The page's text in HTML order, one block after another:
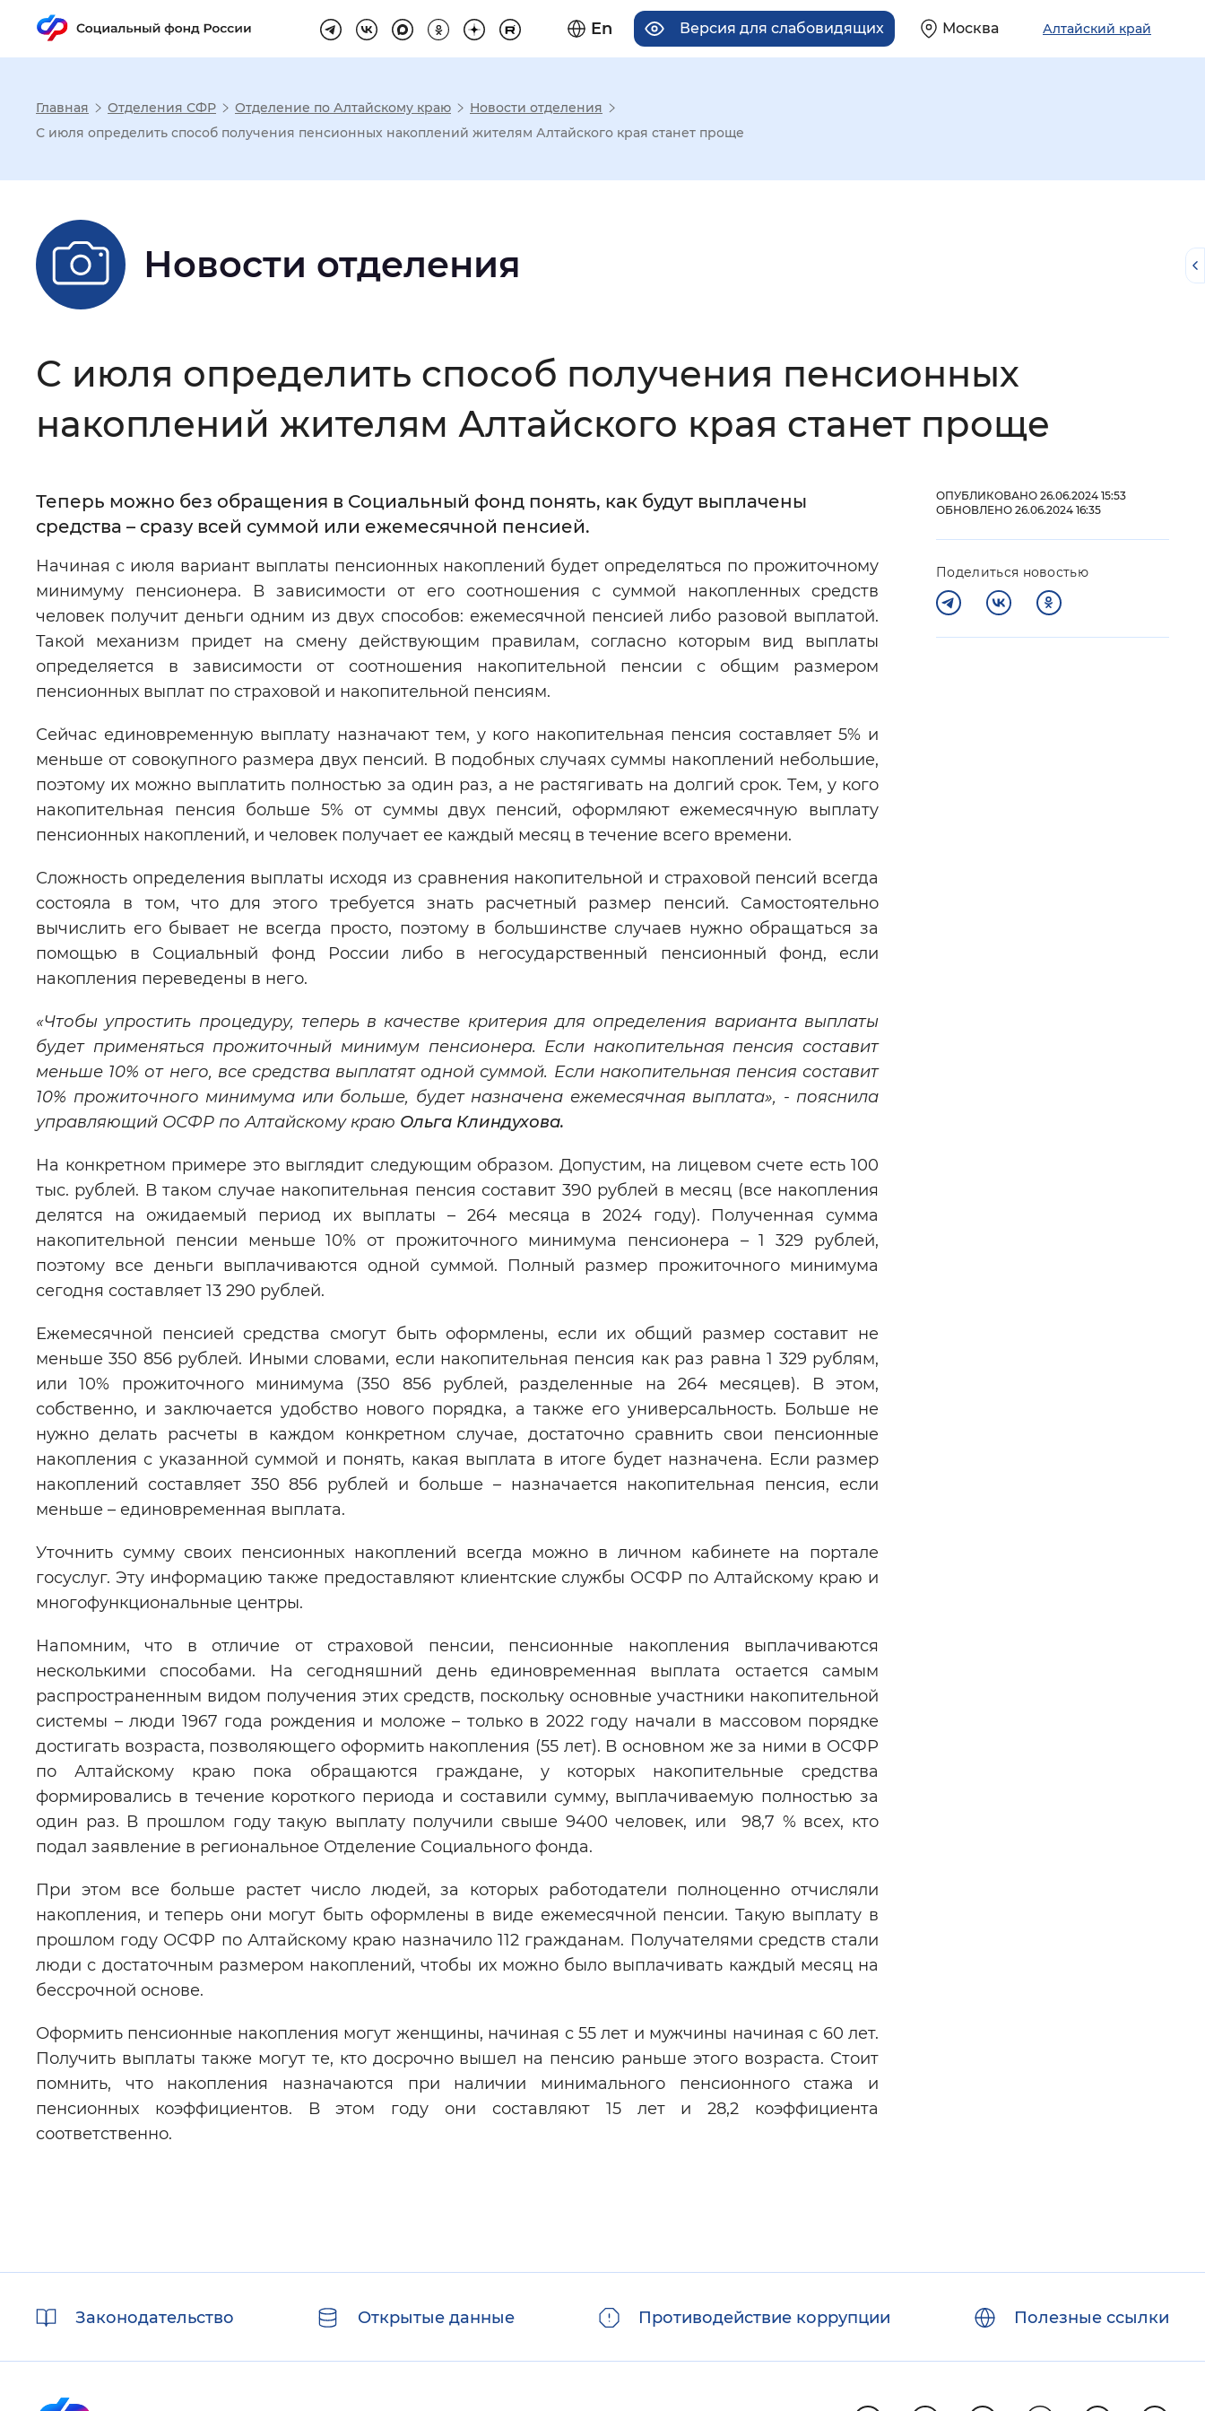
En Версия для слабовидящих Москва Алтайский край
Настройка режима отображения
Шрифт: Без засечек С засечками
Увеличенный
Цвет сайта: Монохромный Инверсивный монохромный Синий фон
Изображения: Включены Выключены
Звуковой ассистент: Воспроизвести Остановить Повторить
Вернуть стандартные настройки
Главная Отделения СФР Отделение по Алтайскому краю
Новости отделения
С июля определить способ получения пенсионных накоплений жителям Алтайского края станет проще
Новости отделения
С июля определить способ получения пенсионных
накоплений жителям Алтайского края станет проще
Теперь можно без обращения в Социальный фонд понять, как будут выплачены
средства – сразу всей суммой или ежемесячной пенсией.
Начиная с июля вариант выплаты пенсионных накоплений будет определяться по прожиточному
минимуму пенсионера. В зависимости от его соотношения с суммой накопленных средств
человек получит деньги одним из двух способов: ежемесячной пенсией либо разовой выплатой.
Такой механизм придет на смену действующим правилам, согласно которым вид выплаты
определяется в зависимости от соотношения накопительной пенсии с общим размером
пенсионных выплат по страховой и накопительной пенсиям.
Сейчас единовременную выплату назначают тем, у кого накопительная пенсия составляет 5% и
меньше от совокупного размера двух пенсий. В подобных случаях суммы накоплений небольшие,
поэтому их можно выплатить полностью за один раз, а не растягивать на долгий срок. Тем, у кого
накопительная пенсия больше 5% от суммы двух пенсий, оформляют ежемесячную выплату
пенсионных накоплений, и человек получает ее каждый месяц в течение всего времени.
Сложность определения выплаты исходя из сравнения накопительной и страховой пенсий всегда
состояла в том, что для этого требуется знать расчетный размер пенсий. Самостоятельно
вычислить его бывает не всегда просто, поэтому в большинстве случаев нужно обращаться за
помощью в Социальный фонд России либо в негосударственный пенсионный фонд, если
накопления переведены в него.
«Чтобы упростить процедуру, теперь в качестве критерия для определения варианта выплаты
будет применяться прожиточный минимум пенсионера. Если накопительная пенсия составит
меньше 10% от него, все средства выплатят одной суммой. Если накопительная пенсия составит
10% прожиточного минимума или больше, будет назначена ежемесячная выплата», - пояснила
управляющий ОСФР по Алтайскому краю Ольга Клиндухова.
На конкретном примере это выглядит следующим образом. Допустим, на лицевом счете есть 100
тыс. рублей. В таком случае накопительная пенсия составит 390 рублей в месяц (все накопления
делятся на ожидаемый период их выплаты – 264 месяца в 2024 году). Полученная сумма
накопительной пенсии меньше 10% от прожиточного минимума пенсионера – 1 329 рублей,
поэтому все деньги выплачиваются одной суммой. Полный размер прожиточного минимума
сегодня составляет 13 290 рублей.
Ежемесячной пенсией средства смогут быть оформлены, если их общий размер составит не
меньше 350 856 рублей. Иными словами, если накопительная пенсия как раз равна 1 329 рублям,
или 10% прожиточного минимума (350 856 рублей, разделенные на 264 месяцев). В этом,
собственно, и заключается удобство нового порядка, а также его универсальность. Больше не
нужно делать расчеты в каждом конкретном случае, достаточно сравнить свои пенсионные
накопления с указанной суммой и понять, какая выплата в итоге будет назначена. Если размер
накоплений составляет 350 856 рублей и больше – назначается накопительная пенсия, если
меньше – единовременная выплата.
Уточнить сумму своих пенсионных накоплений всегда можно в личном кабинете на портале
госуслуг. Эту информацию также предоставляют клиентские службы ОСФР по Алтайскому краю и
многофункциональные центры.
Напомним, что в отличие от страховой пенсии, пенсионные накопления выплачиваются
несколькими способами. На сегодняшний день единовременная выплата остается самым
распространенным видом получения этих средств, поскольку основные участники накопительной
системы – люди 1967 года рождения и моложе – только в 2022 году начали в массовом порядке
достигать возраста, позволяющего оформить накопления (55 лет). В основном же за ними в ОСФР
по Алтайскому краю пока обращаются граждане, у которых накопительные средства
формировались в течение короткого периода и составили сумму, выплачиваемую полностью за
один раз. В прошлом году такую выплату получили свыше 9400 человек, или 98,7 % всех, кто
подал заявление в региональное Отделение Социального фонда.
При этом все больше растет число людей, за которых работодатели полноценно отчисляли
накопления, и теперь они могут быть оформлены в виде ежемесячной пенсии. Такую выплату в
прошлом году ОСФР по Алтайскому краю назначило 112 гражданам. Получателями средств стали
люди с достаточным размером накоплений, чтобы их можно было выплачивать каждый месяц на
бессрочной основе.
Оформить пенсионные накопления могут женщины, начиная с 55 лет и мужчины начиная с 60 лет.
Получить выплаты также могут те, кто досрочно вышел на пенсию раньше этого возраста. Стоит
помнить, что накопления назначаются при наличии минимального пенсионного стажа и
пенсионных коэффициентов. В этом году они составляют 15 лет и 28,2 коэффициента
соответственно.
ОПУБЛИКОВАНО 26.06.2024 15:53
ОБНОВЛЕНО 26.06.2024 16:35
Поделиться новостью
ссылкиЗаконодательство Открытые данные Противодействие коррупции Полезные ссылки